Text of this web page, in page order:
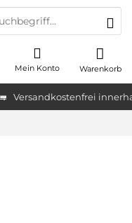
Versandkostenfrei
Warenkorb
Mein Konto